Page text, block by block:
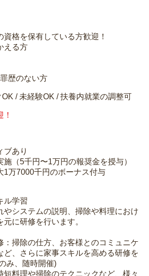
格を保有している方歓迎！
える方
歴のない方
/ 未経験OK / 扶養内就業の調整可
あり
施（5千円〜1万円の報奨金を授与）
1万7000千円のボーナス付与
ル学習
やシステムの説明、掃除や料理におけ
に研修を行います。
：掃除の仕方、お客様とのコミュニケ
ど、さらに家事スキルを高める研修を
み、随時開催)
短料理や掃除のテクニックなど、様々